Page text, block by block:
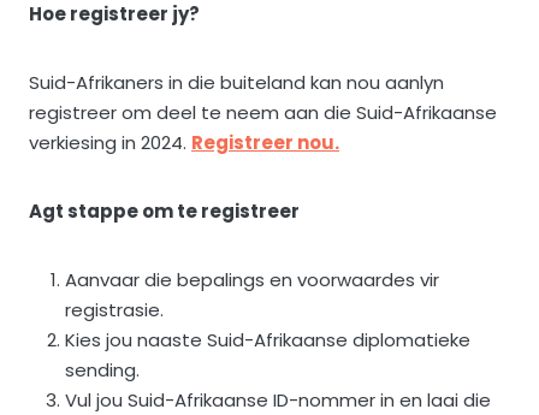
Hoe registreer jy?
Suid-Afrikaners in die buiteland kan nou aanlyn
registreer om deel te neem aan die Suid-Afrikaanse
verkiesing in 2024. Registreer nou.
Agt stappe om te registreer
Aanvaar die bepalings en voorwaardes vir
registrasie.
Kies jou naaste Suid-Afrikaanse diplomatieke
sending.
Vul jou Suid-Afrikaanse ID-nommer in en laai die